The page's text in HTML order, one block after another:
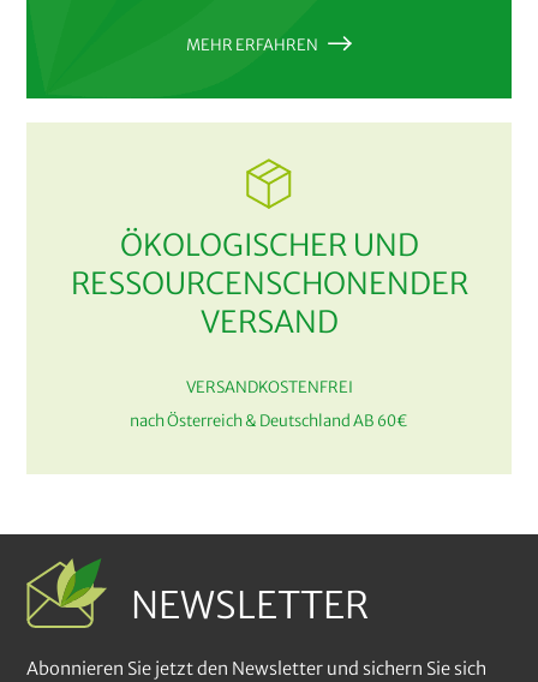
MEHR ERFAHREN
ÖKOLOGISCHER UND
RESSOURCENSCHONENDER
VERSAND
VERSANDKOSTENFREI
nach Österreich & Deutschland AB 60€
NEWSLETTER
Abonnieren Sie jetzt den Newsletter und sichern Sie sich